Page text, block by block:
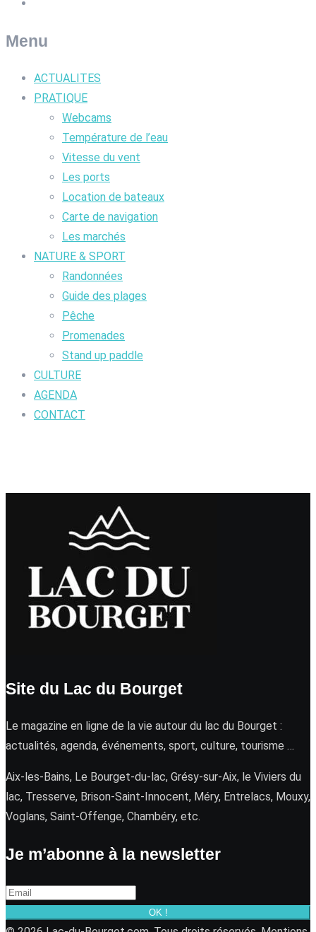
Menu
ACTUALITES
PRATIQUE
Webcams
Température de l’eau
Vitesse du vent
Les ports
Location de bateaux
Carte de navigation
Les marchés
NATURE & SPORT
Randonnées
Guide des plages
Pêche
Promenades
Stand up paddle
CULTURE
AGENDA
CONTACT
Site du Lac du Bourget
Le magazine en ligne de la vie autour du lac du Bourget :
actualités, agenda, événements, sport, culture, tourisme …
Aix-les-Bains, Le Bourget-du-lac, Grésy-sur-Aix, le Viviers du
lac, Tresserve, Brison-Saint-Innocent, Méry, Entrelacs, Mouxy,
Voglans, Saint-Offenge, Chambéry, etc.
Je m’abonne à la newsletter
OK !